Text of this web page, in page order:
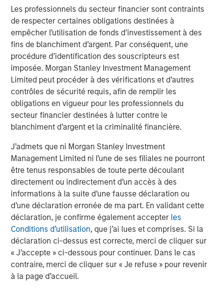
Les professionnels du secteur financier sont contraints
de respecter certaines obligations destinées à
empêcher l’utilisation de fonds d’investissement à des
fins de blanchiment d’argent. Par conséquent, une
procédure d’identification des souscripteurs est
imposée. Morgan Stanley Investment Management
Limited peut procéder à des vérifications et d’autres
contrôles de sécurité requis, afin de remplir les
obligations en vigueur pour les professionnels du
secteur financier destinées à lutter contre le
blanchiment d’argent et la criminalité financière.
J’admets que ni Morgan Stanley Investment
Management Limited ni l’une de ses filiales ne pourront
être tenus responsables de toute perte découlant
directement ou indirectement d’un accès à des
informations à la suite d’une fausse déclaration ou
d’une déclaration erronée de ma part. En validant cette
déclaration, je confirme également accepter les
Conditions d’utilisation, que j’ai lues et comprises. Si la
déclaration ci-dessus est correcte, merci de cliquer sur
« J’accepte » ci-dessous pour continuer. Dans le cas
contraire, merci de cliquer sur « Je refuse » pour revenir
à la page d’accueil.
markets. As inflation and energy prices keep
central banks hawkish, real estate continues to
offer attractive relative value, supported by a
25% repricing, durable income streams, and
constrained supply. In this environment,
diversified portfolios and selective asset-level
investing remain critical.
7 AOÛT 2026
Risk Considerations
Diversification
does not eliminate the risk of loss. There is no
assurance that the Strategy will achieve its investment
objective. Portfolios are subject to market risk, which is the
possibility that the market values of securities owned by the
portfolio will decline and that the value of portfolio shares may
therefore be less than what you paid for them. Market values
can change daily due to economic and other events (e.g. natural
disasters, health crises, terrorism, conflicts and social unrest)
that affect markets, countries, companies or governments. It is
difficult to predict the timing, duration, and potential adverse
effects (e.g. portfolio liquidity) of events. Accordingly, you can
lose money investing in this portfolio. Please be aware that this
strategy may be subject to certain additional risks. There is the
risk that the Adviser’s
assumptions